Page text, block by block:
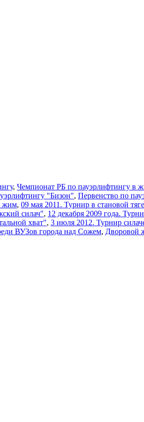
, Чемпионат РБ по пауэрлифтингу в
"Бизон", Первенство по
жим, 09 мая 2011. Турнир в становой
силач", 12 декабря 2009 года.
хват", 3 июля 2012. Турнир
ВУЗов города над Сожем, Дворовой